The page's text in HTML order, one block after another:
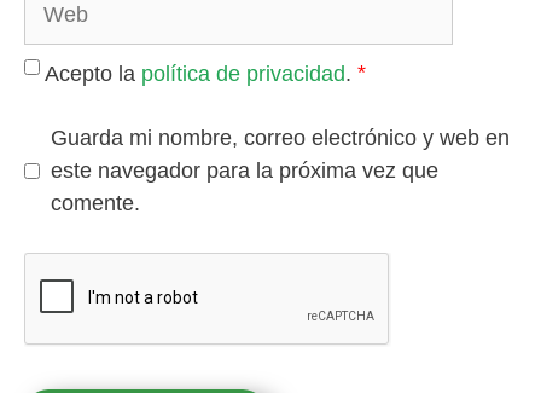
Acepto la política de privacidad. *
Guarda mi nombre, correo electrónico y web en
este navegador para la próxima vez que
comente.